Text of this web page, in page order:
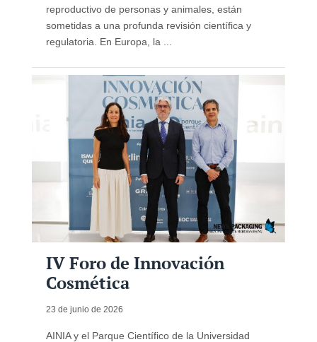
reproductivo de personas y animales, están
sometidas a una profunda revisión científica y
regulatoria. En Europa, la ...
IV Foro de Innovación
Cosmética
23 de junio de 2026
AINIA y el Parque Científico de la Universidad